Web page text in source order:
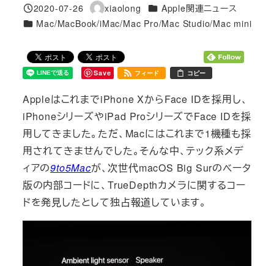
投稿日
2020-07-26
著
者
xiaolong カテゴリー
Apple関連ニュース
カテゴリー
Mac/MacBook/iMac/Mac Pro/Mac Studio/Mac mini
Save フィード コピー
AppleはこれまでiPhone XからFace IDを採用し、
iPhoneシリーズやiPad ProシリーズでFace IDを採
用してきました。ただ、Macにはこれまで1機種も採
用されてきませんでした。そんな中、テック系メデ
ィアの9to5Macが、次世代macOS Big Surのベータ
版の内部コードに、TrueDepthカメラに関するコー
ドを発見したとして独占報道しています。